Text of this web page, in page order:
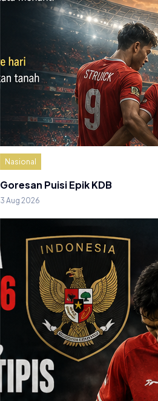
Nasional
Goresan Puisi Epik KDB
3 Aug 2026